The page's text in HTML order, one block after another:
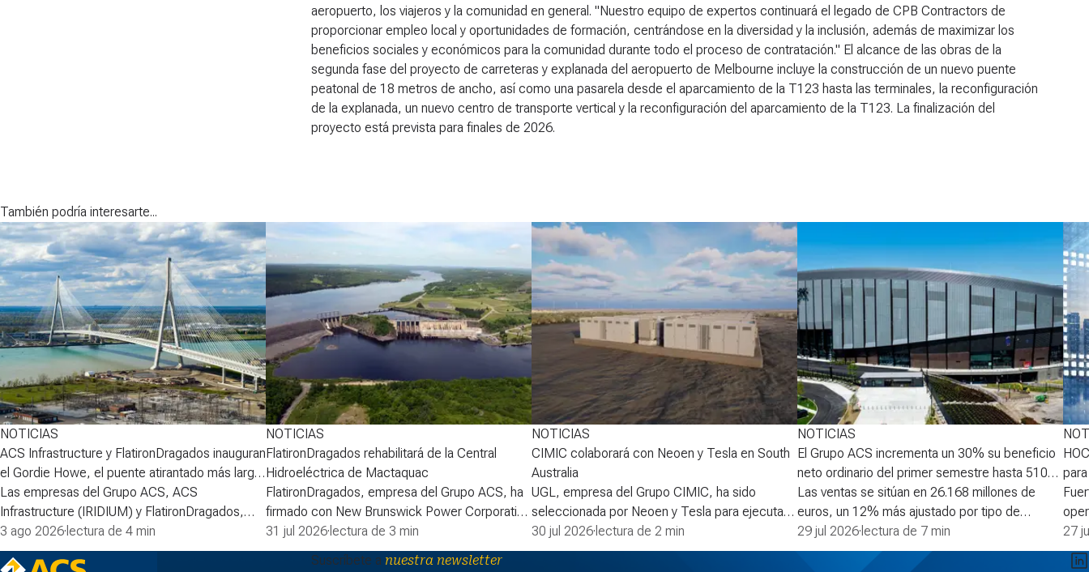
aeropuerto, los viajeros y la comunidad en general. "Nuestro equipo de expertos continuará el legado de CPB Contractors de
proporcionar empleo local y oportunidades de formación, centrándose en la diversidad y la inclusión, además de maximizar los
beneficios sociales y económicos para la comunidad durante todo el proceso de contratación." El alcance de las obras de la
segunda fase del proyecto de carreteras y explanada del aeropuerto de Melbourne incluye la construcción de un nuevo puente
peatonal de 18 metros de ancho, así como una pasarela desde el aparcamiento de la T123 hasta las terminales, la reconfiguración
de la explanada, un nuevo centro de transporte vertical y la reconfiguración del aparcamiento de la T123. La finalización del
proyecto está prevista para finales de 2026.
También podría interesarte...
NOTICIAS
ACS Infrastructure y FlatironDragados inauguran
el Gordie Howe, el puente atirantado más largo
de Norteamérica
Las empresas del Grupo ACS, ACS
Infrastructure (IRIDIUM) y FlatironDragados,
celebraron esta semana la inauguraci&oacute;n
del Puente Internacional Gordie Howe, el
3 ago 2026· lectura de 4 min
NOTICIAS
FlatironDragados rehabilitará de la Central
Hidroeléctrica de Mactaquac
FlatironDragados, empresa del Grupo ACS, ha
firmado con New Brunswick Power Corporation
(NB Power) el acuerdo para desarrollar la
primera fase del proyecto de rehabilitación de
31 jul 2026· lectura de 3 min
NOTICIAS
CIMIC colaborará con Neoen y Tesla en South
Australia
UGL, empresa del Grupo CIMIC, ha sido
seleccionada por Neoen y Tesla para ejecutar
la fase 2 de la batería Goyder de Neoen en
South Australia, ampliando así uno de los
30 jul 2026· lectura de 2 min
NOTICIAS
El Grupo ACS incrementa un 30% su beneficio
neto ordinario del primer semestre hasta 510
M€
Las ventas se sitúan en 26.168 millones de
euros, un 12% más ajustado por tipo de
cambio El EBITDA aumenta un 13%, hasta los
1.618 millones de euros El beneficio neto
29 jul 2026· lectura de 7 min
millones
27
Suscríbete a nuestra newsletter